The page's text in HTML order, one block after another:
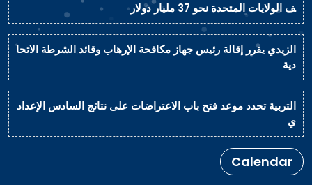
ف الولايات المتحدة نحو 37 مليار دولار
الزيدي يقرر إقالة رئيس جهاز مكافحة الإرهاب وقائد الشرطة الاتحا
دية
التربية تحدد موعد فتح باب الاعتراضات على نتائج السادس الإعداد
ي
Calendar